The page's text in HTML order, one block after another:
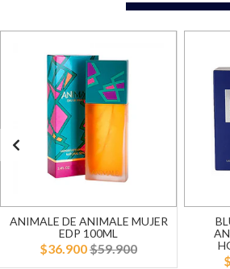
ANIMALE DE ANIMALE MUJER
EDP 100ML
$36.900$59.900